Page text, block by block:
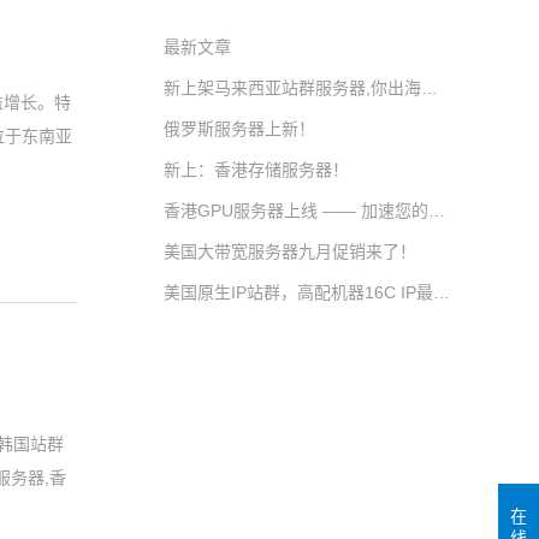
长。特
东南亚
国站群
务器,香
最新文章
新上架马来西亚站群服务器,你出海的好工具！
俄罗斯服务器上新！
新上：香港存储服务器！
香港GPU服务器上线 —— 加速您的计算未来！
美国大带宽服务器九月促销来了！
美国原生IP站群，高配机器16C IP最多配464 ips，欢迎同行调货！
在